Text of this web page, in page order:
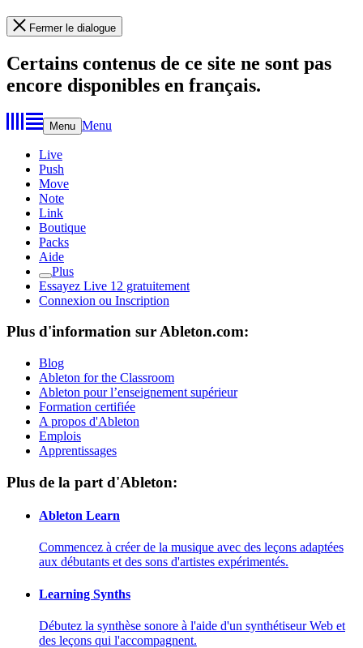
Fermer le dialogue
Certains contenus de ce site ne sont pas
encore disponibles en français.
Menu Menu
Live
Push
Move
Note
Link
Boutique
Packs
Aide
Plus
Essayez Live 12 gratuitement
Connexion ou Inscription
Plus d'information sur Ableton.com:
Blog
Ableton for the Classroom
Ableton pour l’enseignement supérieur
Formation certifiée
A propos d'Ableton
Emplois
Apprentissages
Plus de la part d'Ableton:
Ableton Learn
Commencez à créer de la musique avec des leçons adaptées
aux débutants et des sons d'artistes expérimentés.
Learning Synths
Débutez la synthèse sonore à l'aide d'un synthétiseur Web et
des leçons qui l'accompagnent.